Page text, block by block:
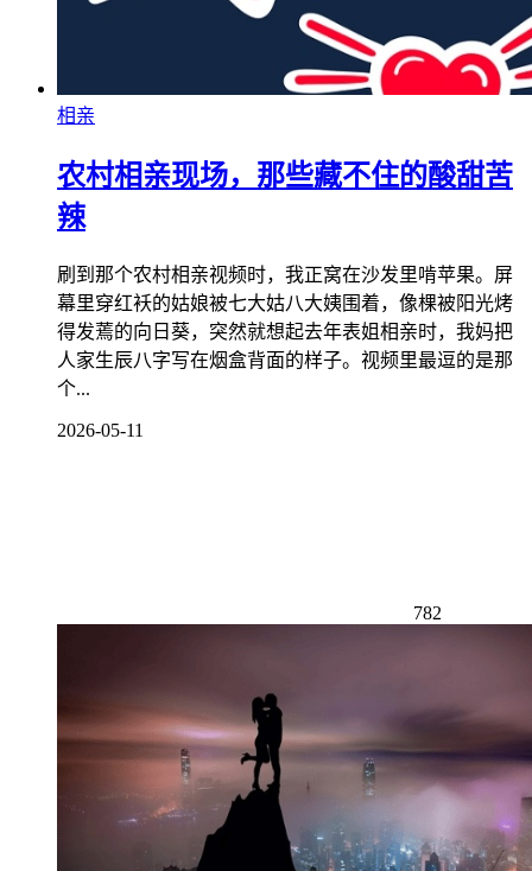
相亲
农村相亲现场，那些藏不住的酸甜苦
辣
刷到那个农村相亲视频时，我正窝在沙发里啃苹果。屏
幕里穿红袄的姑娘被七大姑八大姨围着，像棵被阳光烤
得发蔫的向日葵，突然就想起去年表姐相亲时，我妈把
人家生辰八字写在烟盒背面的样子。视频里最逗的是那
个...
2026-05-11
782